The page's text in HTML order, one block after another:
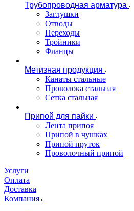
Трубопроводная арматура
Заглушки
Отводы
Переходы
Тройники
Фланцы
Метизная продукция
Канаты стальные
Проволока стальная
Сетка стальная
Припой для пайки
Лента припоя
Припой в чушках
Припой пруток
Проволочный припой
Услуги
Оплата
Доставка
Компания